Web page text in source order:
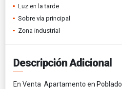
Luz en la tarde
Sobre vía principal
Zona industrial
Descripción Adicional
En Venta Apartamento en Poblado